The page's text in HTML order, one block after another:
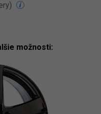
možnosti: